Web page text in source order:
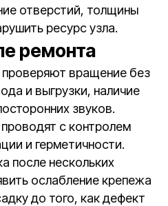
отверстий, толщины
ресурс узла.
ремонта
вращение без
и выгрузки, наличие
звуков.
с контролем
и герметичности.
после нескольких
ослабление крепежа
до того, как дефект